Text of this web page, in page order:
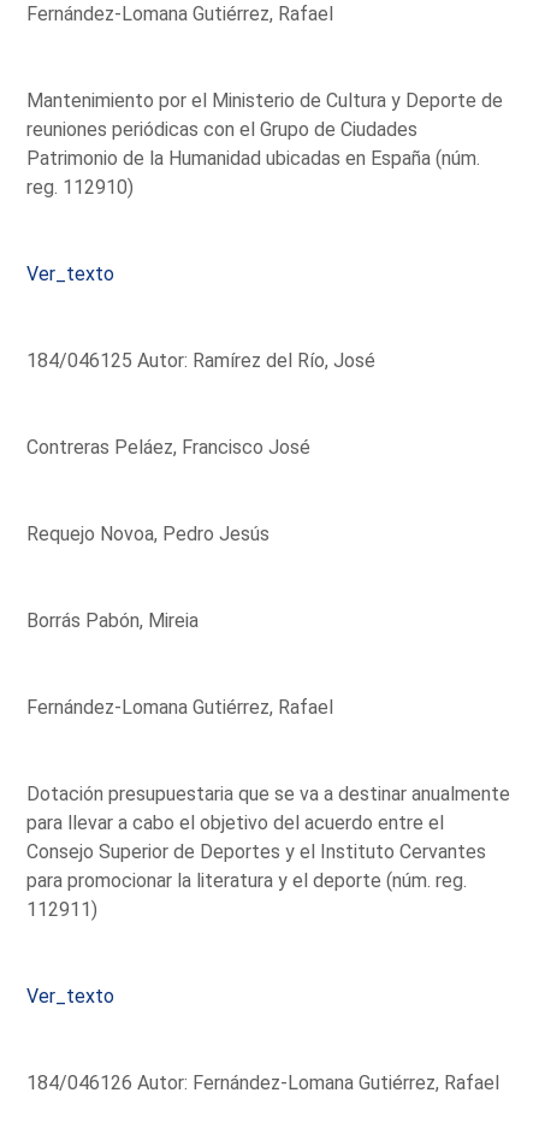
Fernández-Lomana Gutiérrez, Rafael
Mantenimiento por el Ministerio de Cultura y Deporte de
reuniones periódicas con el Grupo de Ciudades
Patrimonio de la Humanidad ubicadas en España (núm.
reg. 112910)
Ver_texto
184/046125 Autor: Ramírez del Río, José
Contreras Peláez, Francisco José
Requejo Novoa, Pedro Jesús
Borrás Pabón, Mireia
Fernández-Lomana Gutiérrez, Rafael
Dotación presupuestaria que se va a destinar anualmente
para llevar a cabo el objetivo del acuerdo entre el
Consejo Superior de Deportes y el Instituto Cervantes
para promocionar la literatura y el deporte (núm. reg.
112911)
Ver_texto
184/046126 Autor: Fernández-Lomana Gutiérrez, Rafael